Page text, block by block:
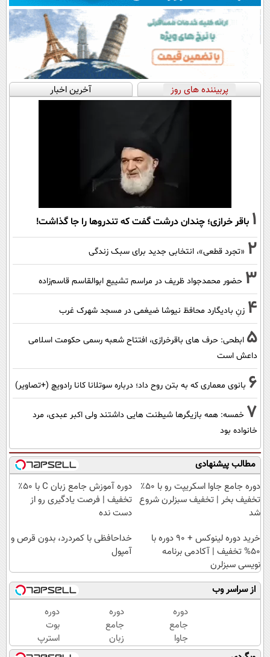
پربیننده های روز آخرین اخبار
1 باقر خرازی؛ چندان درشت گفت که تندروها را جا گذاشت!
2 «تجرد قطعی»، انتخابی جدید برای سبک زندگی
3 حضور محمدجواد ظریف در مراسم تشییع ابوالقاسم قاسم‌زاده
4 زنِ بادیگارد محافظ نیوشا ضیغمی در مسجد شهرک غرب
5 ابطحی: حرف های باقرخرازی، افتتاح شعبه رسمی حکومت اسلامی
داعش است
6 بانوی معماری که به بتن روح داد؛ درباره سوتلانا کانا رادویچ (+تصاویر)
7 خمسه: همه بازیگرها شیطنت هایی داشتند ولی اکبر عبدی، مرد
خانواده بود
مطالب پیشنهادی
دوره جامع جاوا اسکریپت رو با ۵۰٪
تخفیف بخر | تخفیف سبزلرن شروع
شد
دوره آموزش جامع زبان C با ۵۰٪
تخفیف | فرصت یادگیری رو از
دست نده
خرید دوره لینوکس + 90 دوره با
50% تخفیف | آکادمی برنامه
نویسی سبزلرن
خداحافظی با کمردرد، بدون قرص و
آمپول
از سراسر وب
دوره
جامع
جاوا
اسکریپت
دوره
جامع
زبان
سی
دوره
بوت
استرپ
با ۵۰٪